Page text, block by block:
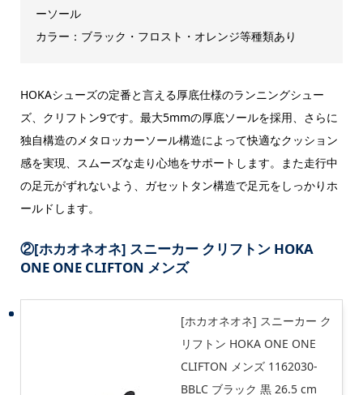
ーソール
カラー：ブラック・フロスト・オレンジ等種類あり
HOKAシューズの定番と言える厚底仕様のランニングシュー
ズ、クリフトン9です。最大5mmの厚底ソールを採用、さらに
独自構造のメタロッカーソール構造によって快適なクッション
感を実現、スムーズな走り心地をサポートします。また走行中
の足元がずれないよう、ガセットタン構造で足元をしっかりホ
ールドします。
②[ホカオネオネ] スニーカー クリフトン HOKA
ONE ONE CLIFTON メンズ
[ホカオネオネ] スニーカー ク
リフトン HOKA ONE ONE
CLIFTON メンズ 1162030-
BBLC ブラック 黒 26.5 cm